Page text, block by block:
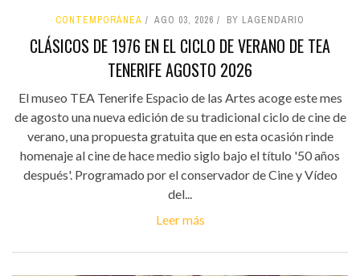
CONTEMPORÁNEA AGO 03, 2026 BY LAGENDARIO
CLÁSICOS DE 1976 EN EL CICLO DE VERANO DE TEA
TENERIFE AGOSTO 2026
El museo TEA Tenerife Espacio de las Artes acoge este mes
de agosto una nueva edición de su tradicional ciclo de cine de
verano, una propuesta gratuita que en esta ocasión rinde
homenaje al cine de hace medio siglo bajo el título '50 años
después'. Programado por el conservador de Cine y Vídeo
del...
Leer más